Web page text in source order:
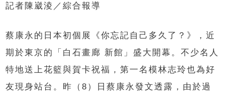
記者陳崴淩／綜合報導
蔡康永的日本初個展《你忘記自己多久了？》，近
期於東京的「白石畫廊 新館」盛大開幕。不少名人
特地送上花籃與賀卡祝福，第一名模林志玲也為好
友現身站台。昨（8）日蔡康永發文透露，由於過